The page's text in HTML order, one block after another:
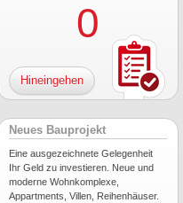
0
Hineingehen
Neues Bauprojekt
Eine ausgezeichnete Gelegenheit
Ihr Geld zu investieren. Neue und
moderne Wohnkomplexe,
Appartments, Villen, Reihenhäuser.